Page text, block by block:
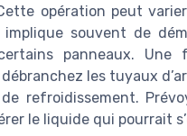
opération peut
implique souvent de
panneaux. Une
les tuyaux
refroidissement.
le liquide qui pourrait